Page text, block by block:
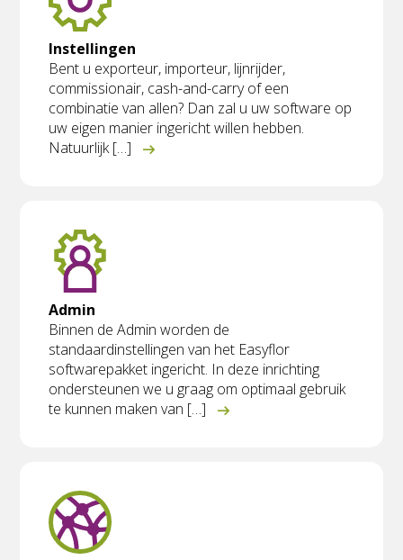
Instellingen
Bent u exporteur, importeur, lijnrijder,
commissionair, cash-and-carry of een
combinatie van allen? Dan zal u uw software op
uw eigen manier ingericht willen hebben.
Natuurlijk […]
Admin
Binnen de Admin worden de
standaardinstellingen van het Easyflor
softwarepakket ingericht. In deze inrichting
ondersteunen we u graag om optimaal gebruik
te kunnen maken van […]